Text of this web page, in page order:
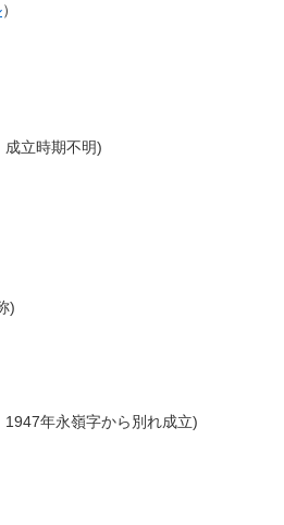
）
成立時期不明)
)
年永嶺字から別れ成立)